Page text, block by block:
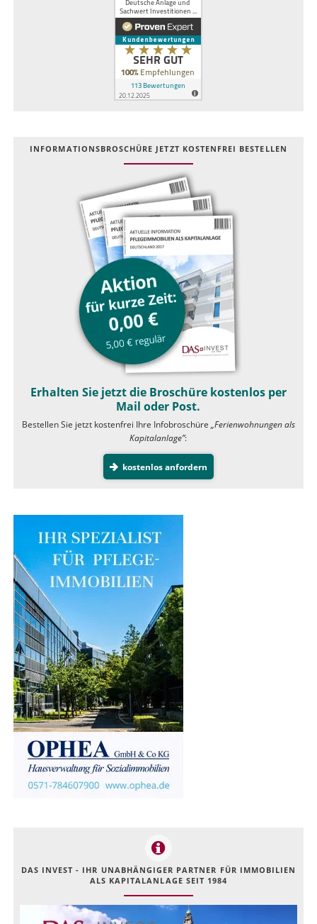
INFOR­MATIONS­BROSCHÜRE JETZT KOSTEN­FREI BESTELLEN
Erhalten Sie jetzt die Broschüre kostenlos per
Mail oder Post.
Bestellen Sie jetzt kostenfrei Ihre Infobroschüre „Ferienwohnungen als
Kapitalanlage”:
kostenlos anfordern
DAS INVEST - IHR UNABHÄNGIGER PARTNER FÜR IMMOBILIEN
ALS KAPITALANLAGE SEIT 1984